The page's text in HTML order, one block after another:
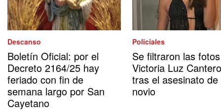
Descanso
Boletín Oficial: por el
Decreto 2164/25 hay
feriado con fin de
semana largo por San
Cayetano
Policiales
Se filtraron las
Victoria Luz Cantero
tras el asesinato de
novio